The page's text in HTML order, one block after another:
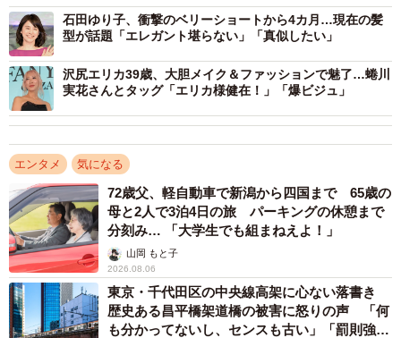
石田ゆり子、衝撃のベリーショートから4カ月…現在の髪
型が話題「エレガント堪らない」「真似したい」
沢尻エリカ39歳、大胆メイク＆ファッションで魅了…蜷川
実花さんとタッグ「エリカ様健在！」「爆ビジュ」
エンタメ 気になる
72歳父、軽自動車で新潟から四国まで 65歳の
母と2人で3泊4日の旅 パーキングの休憩まで
分刻み… 「大学生でも組まねえよ！」
山岡 もと子
2026.08.06
東京・千代田区の中央線高架に心ない落書き
歴史ある昌平橋架道橋の被害に怒りの声 「何
も分かってないし、センスも古い」「罰則強化